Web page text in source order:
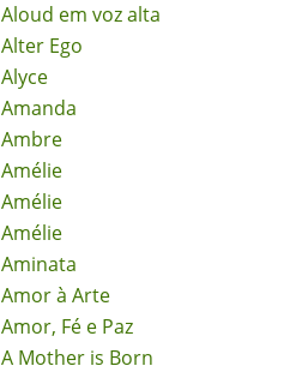
Aloud em voz alta
Alter Ego
Alyce
Amanda
Ambre
Amélie
Amélie
Amélie
Aminata
Amor à Arte
Amor, Fé e Paz
A Mother is Born